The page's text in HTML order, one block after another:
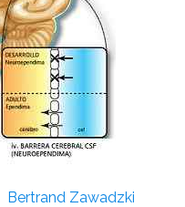
Bertrand Zawadzki